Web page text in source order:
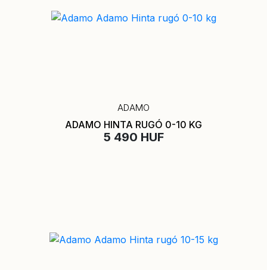
ADAMO
ADAMO HINTA RUGÓ 0-10 KG
5 490 HUF